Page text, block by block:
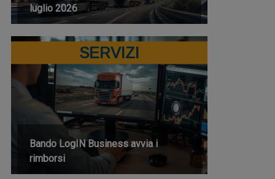
luglio 2026
SERVIZI
Bando LogIN Business avvia i
rimborsi